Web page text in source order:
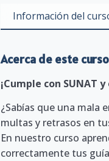
Información del
Acerca de este curso
¡Cumple con SUNAT
¿Sabías que una mala
multas y retrasos en
En nuestro curso
correctamente tus